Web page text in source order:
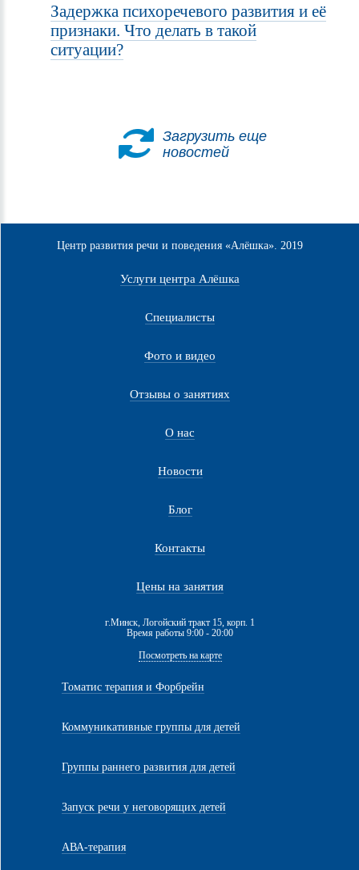
Задержка психоречевого развития и её
признаки. Что делать в такой
ситуации?
Загрузить еще
новостей
Центр развития речи и поведения «Алёшка». 2019
Услуги центра Алёшка
Специалисты
Фото и видео
Отзывы о занятиях
О нас
Новости
Блог
Контакты
Цены на занятия
г.Минск, Логойский тракт 15, корп. 1
Время работы 9:00 - 20:00
Посмотреть на карте
Томатис терапия и Форбрейн
Коммуникативные группы для детей
Группы раннего развития для детей
Запуск речи у неговорящих детей
АВА-терапия